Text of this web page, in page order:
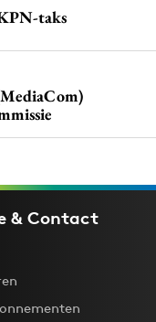
taks
& Contact